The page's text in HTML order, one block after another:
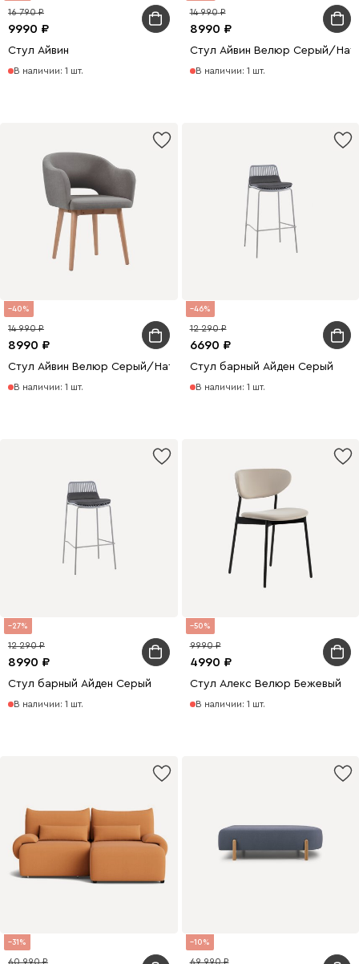
9990
16 790
Стул Айвин
В наличии: 1 шт.
8990
14 990
Стул Айвин Велюр Серый/
В наличии: 1 шт.
40
8990
14 990
Стул Айвин Велюр Серый/Натуральный
В наличии: 1 шт.
46
6690
12 290
Стул барный Айден Серый
В наличии: 1 шт.
27
8990
12 290
Стул барный Айден Серый
В наличии: 1 шт.
50
4990
9990
Стул Алекс Велюр Бежевый
В наличии: 1 шт.
31
60 990
10
69 990